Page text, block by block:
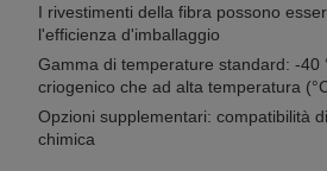
I rivestimenti della fibra possono
l'efficienza d'imballaggio
Gamma di temperature standard: -40
criogenico che ad alta temperatura
Opzioni supplementari: compatibilità
chimica